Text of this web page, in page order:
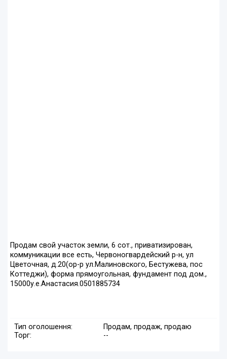
Продам свой участок земли, 6 сот., приватизирован,
коммуникации все есть, Червоногвардейский р-н, ул
Цветочная, д.20(ор-р ул.Малиновского, Бестужева, пос
Коттеджи), форма прямоугольная, фундамент под дом.,
15000у.е.Анастасия.0501885734
Тип оголошення:
Продам, продаж, продаю
Торг:
--